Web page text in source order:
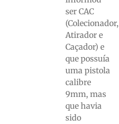
ser CAC
(Colecionador,
Atirador e
Caçador) e
que possuía
uma pistola
calibre
9mm, mas
que havia
sido